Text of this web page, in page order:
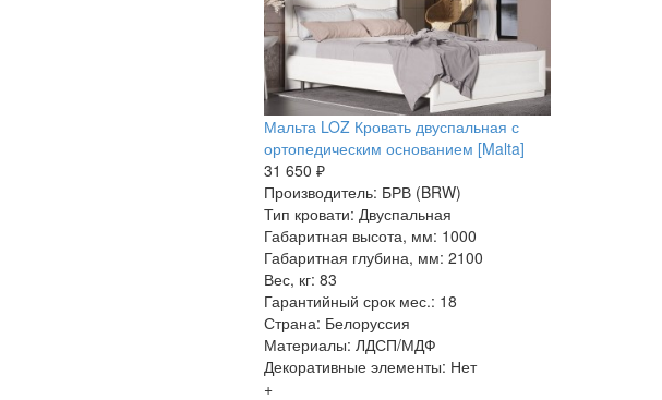
Мальта LOZ Кровать двуспальная с
ортопедическим основанием [Malta]
31 650 ₽
Производитель: БРВ (BRW)
Тип кровати: Двуспальная
Габаритная высота, мм: 1000
Габаритная глубина, мм: 2100
Вес, кг: 83
Гарантийный срок мес.: 18
Страна: Белоруссия
Материалы: ЛДСП/МДФ
Декоративные элементы: Нет
+